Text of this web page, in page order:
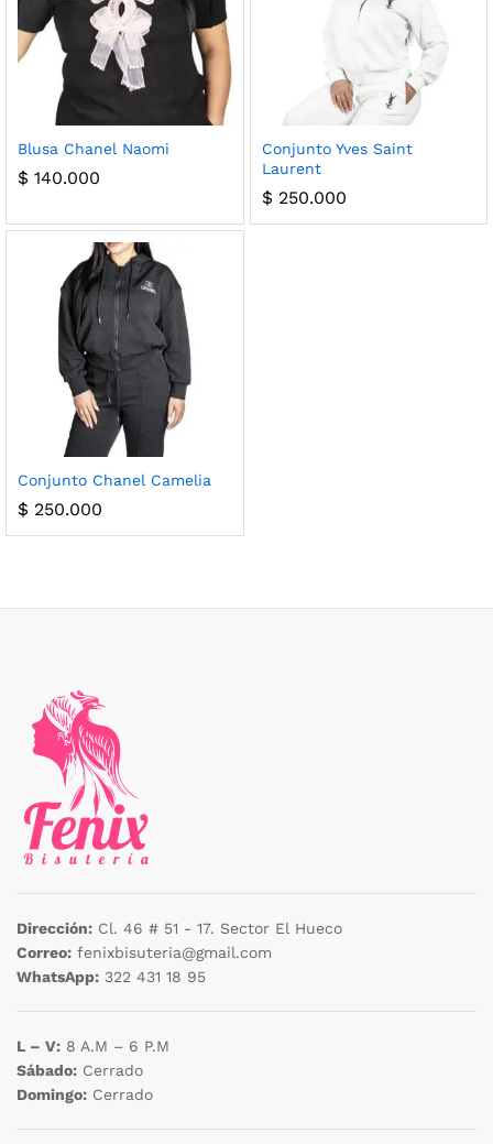
Blusa Chanel Naomi
$ 140.000
Conjunto Yves Saint
Laurent
$ 250.000
Conjunto Chanel Camelia
$ 250.000
Dirección: Cl. 46 # 51 - 17. Sector El Hueco
Correo: fenixbisuteria@gmail.com
WhatsApp: 322 431 18 95
L – V: 8 A.M – 6 P.M
Sábado: Cerrado
Domingo: Cerrado